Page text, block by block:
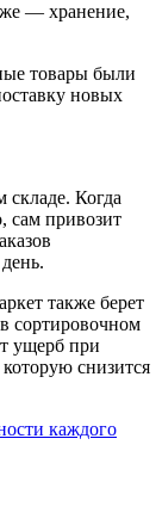
— хранение,
товары были
новых
складе. Когда
сам привозит
также берет
в сортировочном
ущерб при
снизится